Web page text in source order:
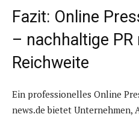
Fazit: Online
– nachhaltige
Reichweite
Ein professionelles Online
news.de bietet Unternehmen,